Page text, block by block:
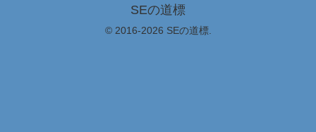
SEの道標
© 2016-2026 SEの道標.